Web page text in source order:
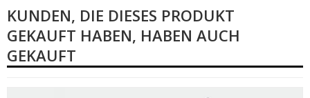
KUNDEN, DIE DIESES PRODUKT
GEKAUFT HABEN, HABEN AUCH
GEKAUFT